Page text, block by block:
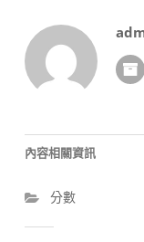
內容相關資訊
分數